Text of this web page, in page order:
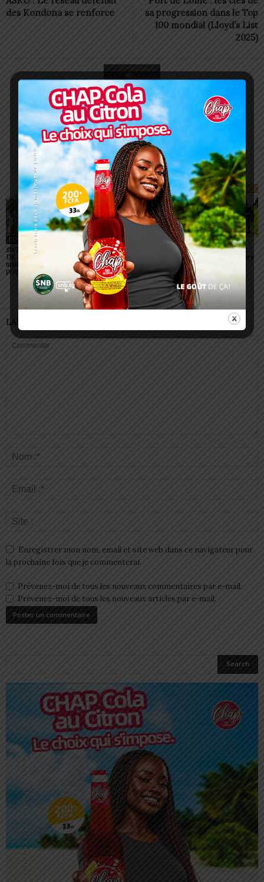
des Kondona se renforce
sa progression dans le Top
100 mondial (Lloyd’s List
2025)
Charbel SOSSOUVI
ARTICLES CONNEXES PLUS DE L'AUTEUR
SOCIÉTÉ
SWEDD+ Togo / ECOLE
DE LA CHANCE : les
maitres-artisans se
préparent à transmettre
SOCIÉTÉ
Glory Night 2026: Sonnie
Badu fait chanter des
milliers de personnes à
Lomé
SOCIÉTÉ
Vogan : AGRI-ESPOIR
récompense les meilleurs
talents
LAISSER UN COMMENTAIRE
Enregistrer mon nom, email et site web dans ce navigateur pour
la prochaine fois que je commenterai.
Prévenez-moi de tous les nouveaux commentaires par e-mail.
Prévenez-moi de tous les nouveaux articles par e-mail.